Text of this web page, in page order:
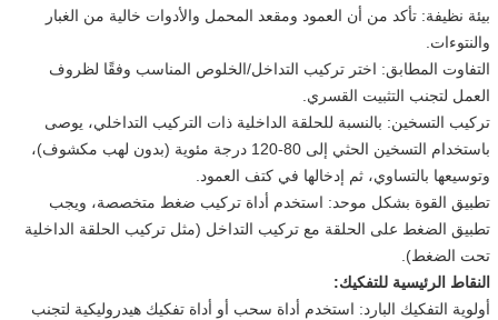
بيئة نظيفة: تأكد من أن العمود ومقعد المحمل والأدوات خالية من الغبار
والنتوءات.
التفاوت المطابق: اختر تركيب التداخل/الخلوص المناسب وفقًا لظروف
العمل لتجنب التثبيت القسري.
تركيب التسخين: بالنسبة للحلقة الداخلية ذات التركيب التداخلي، يوصى
باستخدام التسخين الحثي إلى 80-120 درجة مئوية (بدون لهب مكشوف)،
وتوسيعها بالتساوي، ثم إدخالها في كتف العمود.
تطبيق القوة بشكل موحد: استخدم أداة تركيب ضغط متخصصة، ويجب
تطبيق الضغط على الحلقة مع تركيب التداخل (مثل تركيب الحلقة الداخلية
تحت الضغط).
النقاط الرئيسية للتفكيك:
أولوية التفكيك البارد: استخدم أداة سحب أو أداة تفكيك هيدروليكية لتجنب